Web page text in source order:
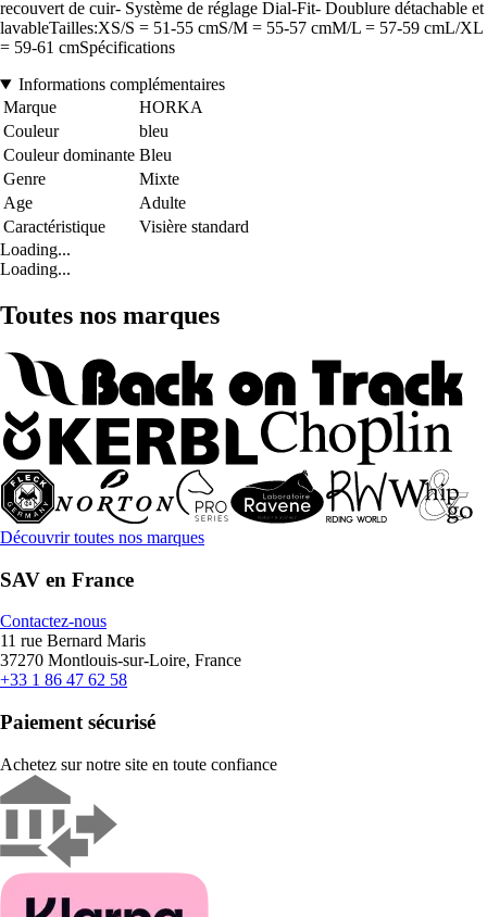
recouvert de cuir- Système de réglage Dial-Fit- Doublure détachable et
lavableTailles:XS/S = 51-55 cmS/M = 55-57 cmM/L = 57-59 cmL/XL
= 59-61 cmSpécifications
Informations complémentaires
Marque
HORKA
Couleur
bleu
Couleur dominante Bleu
Genre
Mixte
Age
Adulte
Caractéristique
Visière standard
Loading...
Loading...
Toutes nos marques
Découvrir toutes nos marques
SAV en France
Contactez-nous
11 rue Bernard Maris
37270 Montlouis-sur-Loire, France
+33 1 86 47 62 58
Paiement sécurisé
Achetez sur notre site en toute confiance